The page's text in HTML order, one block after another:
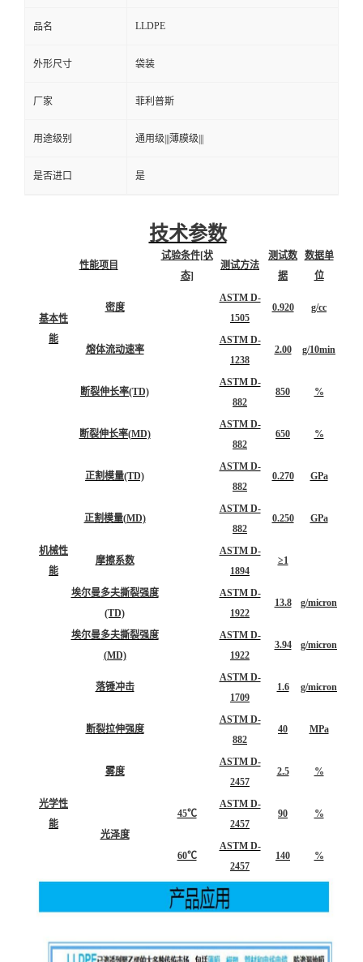
品名 LLDPE
外形尺寸 袋装
厂家 菲利普斯
用途级别 通用级|||薄膜级|||
是否进口 是
技术参数
性能项目
试验条件[状
态]
测试方法
测试数
据
数据单
位
基本性
能
密度
ASTM D-
1505
0.920 g/cc
熔体流动速率
ASTM D-
1238
2.00 g/10min
机械性
能
断裂伸长率(TD)
ASTM D-
882
850 %
断裂伸长率(MD)
ASTM D-
882
650 %
正割模量(TD)
ASTM D-
882
0.270 GPa
正割模量(MD)
ASTM D-
882
0.250 GPa
摩擦系数
ASTM D-
1894
≥1
埃尔曼多夫撕裂强度
(TD)
ASTM D-
1922
13.8 g/micron
埃尔曼多夫撕裂强度
(MD)
ASTM D-
1922
3.94 g/micron
落锤冲击
ASTM D-
1709
1.6 g/micron
断裂拉伸强度
ASTM D-
882
40 MPa
光学性
能
雾度
ASTM D-
2457
2.5 %
光泽度
45℃
ASTM D-
2457
90 %
60℃
ASTM D-
2457
140 %